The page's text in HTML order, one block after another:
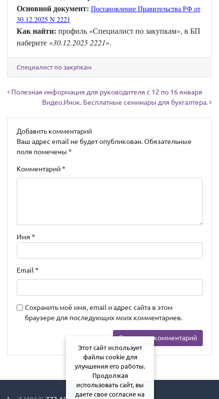
Основной документ: Постановление Правительства РФ от
30.12.2025 N 2221
Как найти: профиль «Специалист по закупкам», в БП
наберите «30.12.2025 2221».
Специалист по закупкам
Навигация по записям
Полезная информация для руководителя с 12 по 16 января
Видео.Инок. Бесплатные семинары для бухгалтера.
Добавить комментарий
Ваш адрес email не будет опубликован. Обязательные
поля помечены *
Комментарий*
Имя *
Email*
Сохранить моё имя, email и адрес сайта в этом
браузере для последующих моих комментариев.
Этот сайт использует
файлы cookie для
улучшения его работы.
Продолжая
использовать сайт, вы
даете свое согласие на